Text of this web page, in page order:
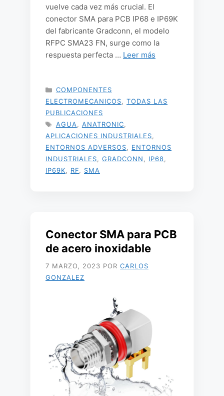
vuelve cada vez más crucial. El
conector SMA para PCB IP68 e IP69K
del fabricante Gradconn, el modelo
RFPC SMA23 FN, surge como la
respuesta perfecta … Leer más
CATEGORÍAS
COMPONENTES
ELECTROMECANICOS
TODAS LAS
PUBLICACIONES
ETIQUETAS
AGUA ANATRONIC
APLICACIONES INDUSTRIALES
ENTORNOS ADVERSOS
ENTORNOS
INDUSTRIALES
GRADCONN IP68
IP69K
RF SMA
Conector SMA para PCB
de acero inoxidable
7 MARZO, 2023 POR CARLOS
GONZALEZ